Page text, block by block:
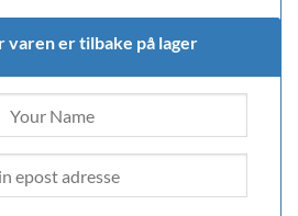
varen er tilbake på lager